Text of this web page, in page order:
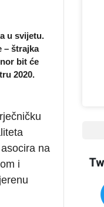
u svijetu.
– štrajka
bit će
2020.
na
i